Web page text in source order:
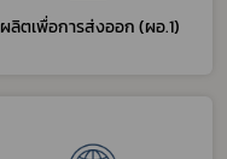
ผลิตเพื่อการส่งออก (ผอ.1)